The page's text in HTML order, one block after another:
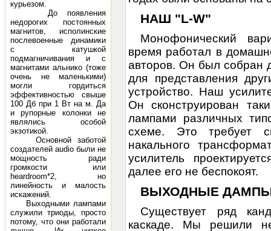
курьезом.
До появления
недорогих постоянных
магнитов, исполинские
послевоенные динамики
с катушкой
подмагничивания и с
магнитами альнико (тоже
очень не маленькими)
могли гордиться
эффективностью свыше
100 Дб при 1 Вт на м. Да
и рупорные колонки не
являлись особой
экзотикой.
Основной заботой
создателей audio были не
мощность ради
громкости или
heardroom*2, но
линейность и малость
искажений.
Выходными лампами
служили триоды, просто
потому, что они работали
НАШ "L-W"
Монофонический
время работал в
авторов. Он был собран
для представления
устройство. Наш
Он сконструирован
лампами различных
схеме. Это требует
накального
усилитель
далее его не беспокоят.
ВЫХОДНЫЕ
Существует ряд
каскаде. Мы решили